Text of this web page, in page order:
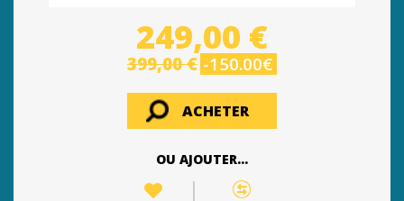
249,00 €
399,00 € -150.00€
ACHETER
OU AJOUTER...